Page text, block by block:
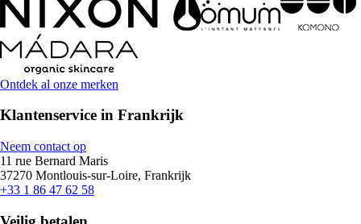
Ontdek al onze merken
Klantenservice in Frankrijk
Neem contact op
11 rue Bernard Maris
37270 Montlouis-sur-Loire, Frankrijk
+33 1 86 47 62 58